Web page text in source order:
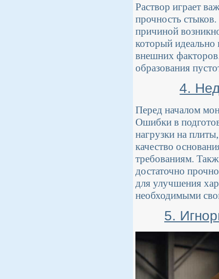
Раствор играет
прочность
причиной
который идеально
внешних
образования
4.
Перед началом
Ошибки в
нагрузки на
качество
требованиям.
достаточно
для улучшения
необходимыми
5.